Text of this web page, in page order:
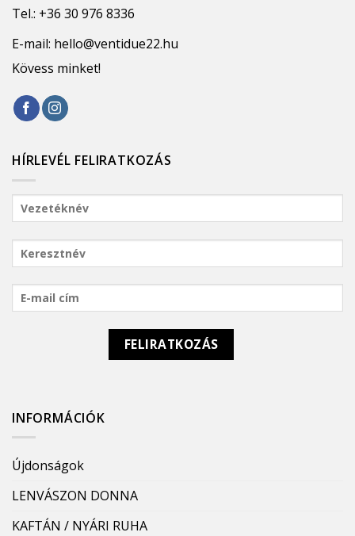
Tel.: +36 30 976 8336
E-mail: hello@ventidue22.hu
Kövess minket!
HÍRLEVÉL FELIRATKOZÁS
INFORMÁCIÓK
Újdonságok
LENVÁSZON DONNA
KAFTÁN / NYÁRI RUHA